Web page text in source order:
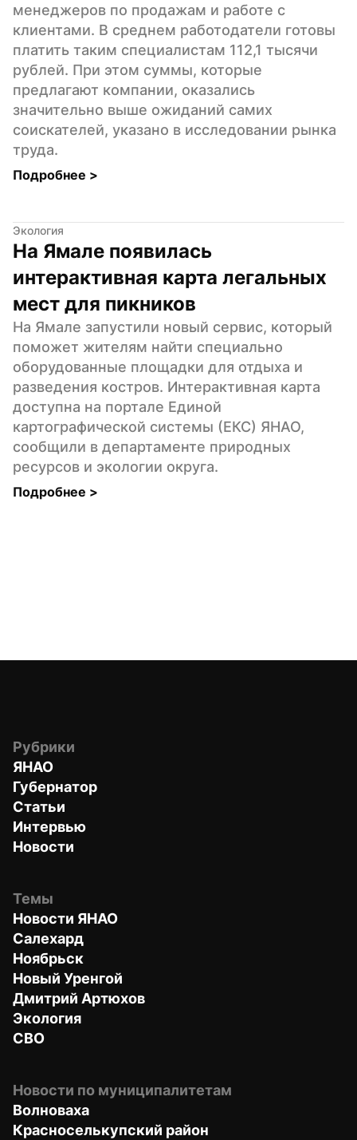
менеджеров по продажам и работе с
клиентами. В среднем работодатели готовы
платить таким специалистам 112,1 тысячи
рублей. При этом суммы, которые
предлагают компании, оказались
значительно выше ожиданий самих
соискателей, указано в исследовании рынка
труда.
Подробнее >
Экология
На Ямале появилась
интерактивная карта легальных
мест для пикников
На Ямале запустили новый сервис, который
поможет жителям найти специально
оборудованные площадки для отдыха и
разведения костров. Интерактивная карта
доступна на портале Единой
картографической системы (ЕКС) ЯНАО,
сообщили в департаменте природных
ресурсов и экологии округа.
Подробнее >
Рубрики
ЯНАО
Губернатор
Статьи
Интервью
Новости
Темы
Новости ЯНАО
Салехард
Ноябрьск
Новый Уренгой
Дмитрий Артюхов
Экология
СВО
Новости по муниципалитетам
Волноваха
Красноселькупский район